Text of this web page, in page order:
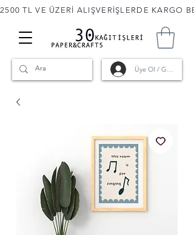
2500 TL VE ÜZERİ ALIŞVERİŞLERDE
Üye Ol / Giriş